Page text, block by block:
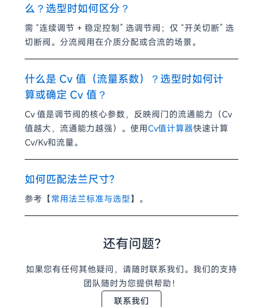
么？选型时如何区分？
需 “连续调节 + 稳定控制” 选调节阀；仅 “开关切断” 选
切断阀。分流阀用在介质分配或合流的场景。
什么是 Cv 值（流量系数）？选型时如何计
算或确定 Cv 值？
Cv 值是调节阀的核心参数，反映阀门的流通能力（Cv
值越大，流通能力越强）。使用Cv值计算器快速计算
Cv/Kv和流量。
如何匹配法兰尺寸?
参考【常用法兰标准与选型 】。
还有问题?
如果您有任何其他疑问，请随时联系我们。我们的支持
团队随时为您提供帮助！
联系我们